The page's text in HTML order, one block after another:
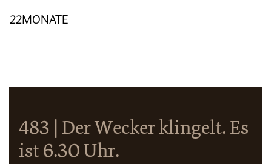
22MONATE
483 | Der Wecker klingelt. Es
ist 6.30 Uhr.